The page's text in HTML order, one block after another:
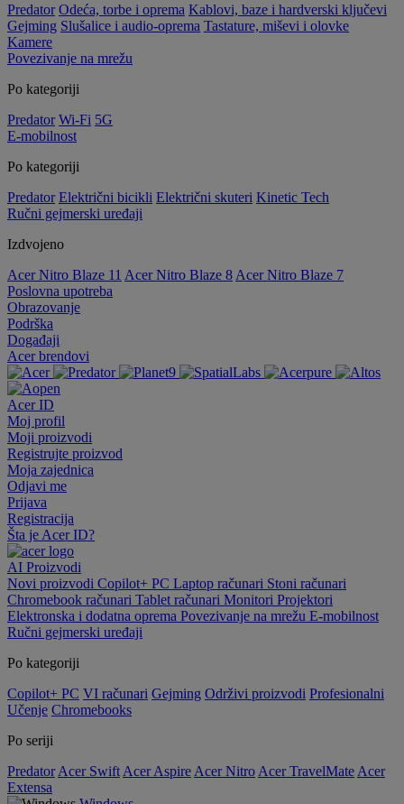
Predator Odeća, torbe i oprema Kablovi, baze i hardverski ključevi
Gejming Slušalice i audio-oprema Tastature, miševi i olovke
Kamere
Povezivanje na mrežu
Po kategoriji
Predator Wi-Fi 5G
E-mobilnost
Po kategoriji
Predator Električni bicikli Električni skuteri Kinetic Tech
Ručni gejmerski uređaji
Izdvojeno
Acer Nitro Blaze 11 Acer Nitro Blaze 8 Acer Nitro Blaze 7
Poslovna upotreba
Obrazovanje
Podrška
Događaji
Acer brendovi
Acer ID
Moj profil
Moji proizvodi
Registrujte proizvod
Moja zajednica
Odjavi me
Prijava
Registracija
Šta je Acer ID?
AI Proizvodi
Novi proizvodi Copilot+ PC Laptop računari Stoni računari
Chromebook računari Tablet računari Monitori Projektori
Elektronska i dodatna oprema Povezivanje na mrežu E-mobilnost
Ručni gejmerski uređaji
Po kategoriji
Copilot+ PC VI računari Gejming Održivi proizvodi Profesionalni
Učenje Chromebooks
Po seriji
Predator Acer Swift Acer Aspire Acer Nitro Acer TravelMate Acer
Extensa